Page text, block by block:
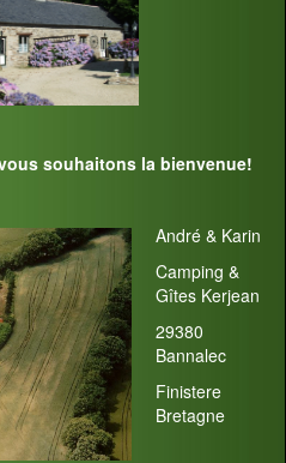
souhaitons la bienvenue!
André & Karin
Camping &
Gîtes Kerjean
29380
Bannalec
Finistere
Bretagne